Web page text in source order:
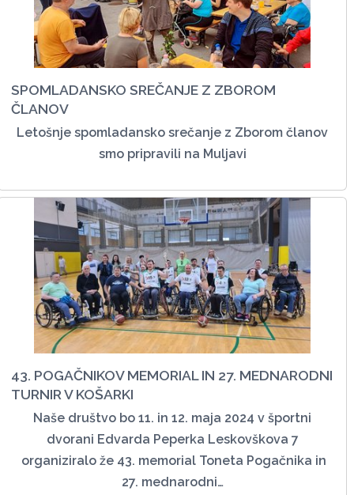
SPOMLADANSKO SREČANJE Z ZBOROM
ČLANOV
Letošnje spomladansko srečanje z Zborom članov
smo pripravili na Muljavi
43. POGAČNIKOV MEMORIAL IN 27. MEDNARODNI
TURNIR V KOŠARKI
Naše društvo bo 11. in 12. maja 2024 v športni
dvorani Edvarda Peperka Leskovškova 7
organiziralo že 43. memorial Toneta Pogačnika in
27. mednarodni…